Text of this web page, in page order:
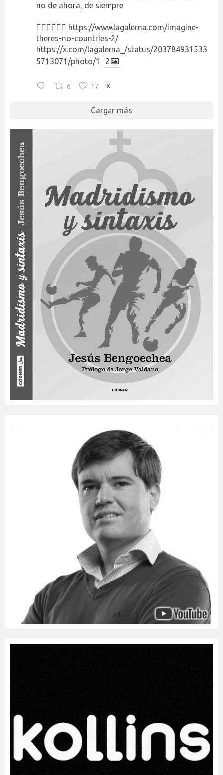
no de ahora, de siempre
👉🏻👉🏻👉🏻 https://www.lagalerna.com/imagine-
theres-no-countries-2/
https://x.com/lagalerna_/status/203784931533
5713071/photo/1
2
6 17 X
Cargar más